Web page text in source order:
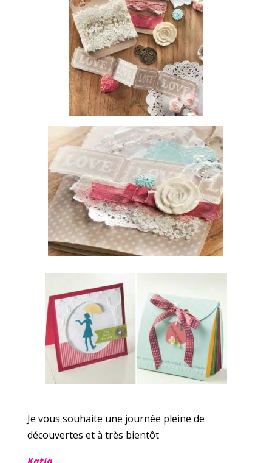
Je vous souhaite une journée pleine de
découvertes et à très bientôt